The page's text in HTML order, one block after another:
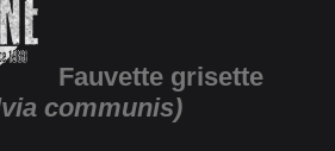
Fauvette grisette
communis)